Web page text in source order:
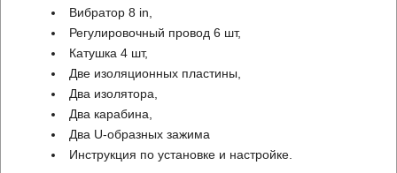
Вибратор 8 in,
Регулировочный провод 6 шт,
Катушка 4 шт,
Две изоляционных пластины,
Два изолятора,
Два карабина,
Два U-образных зажима
Инструкция по установке и настройке.